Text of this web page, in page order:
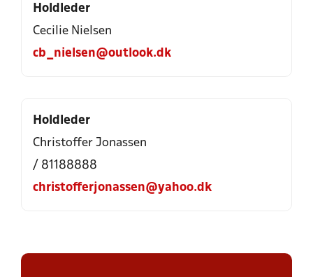
Holdleder
Cecilie Nielsen
cb_nielsen@outlook.dk
Holdleder
Christoffer Jonassen
/ 81188888
christofferjonassen@yahoo.dk